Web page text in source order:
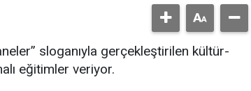
sloganıyla gerçekleştirilen kültür-
eğitimler veriyor.